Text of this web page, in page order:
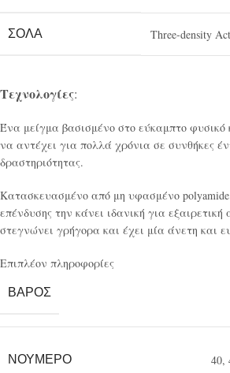
ΣΌΛΑ Three-density
Τεχνολογίες:
Ένα μείγμα βασισμένο στο εύκαμπτο φυσικό
να αντέχει για πολλά χρόνια σε συνθήκες
δραστηριότητας.
Κατασκευασμένο από μη υφασμένο
επένδυσης την κάνει ιδανική για
στεγνώνει γρήγορα και έχει μία άνετη και
Επιπλέον πληροφορίες
ΒΆΡΟΣ
ΝΟΎΜΕΡΟ 40,